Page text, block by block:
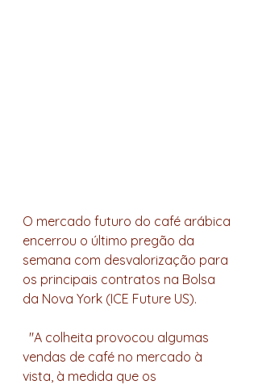
O mercado futuro do café arábica
encerrou o último pregão da
semana com desvalorização para
os principais contratos na Bolsa
da Nova York (ICE Future US).
vendas de café no mercado à
vista, à medida que os